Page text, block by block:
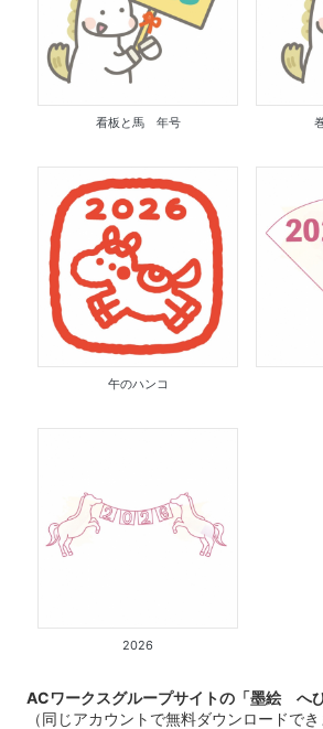
看板と馬 年号
午のハンコ
2026
ACワークスグループサイトの「墨絵 へ
（同じアカウントで無料ダウンロードでき